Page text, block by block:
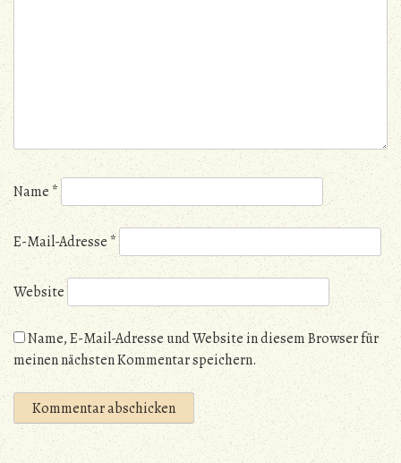
Name *
E-Mail-Adresse*
Website
Name, E-Mail-Adresse und Website in diesem Browser für
meinen nächsten Kommentar speichern.